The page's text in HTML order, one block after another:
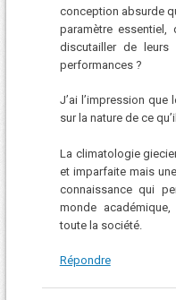
conception absurde
paramètre essentiel,
discutailler de leurs
performances ?
J’ai l’impression
sur la nature de ce
La climatologie
et imparfaite mais
connaissance qui
monde
toute la société.
Répondre